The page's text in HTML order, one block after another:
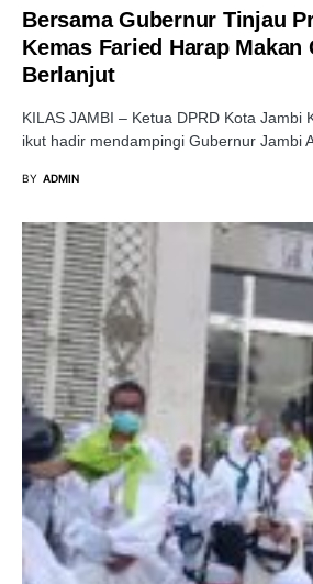
Bersama Gubernur Tinjau
Kemas Faried Harap Makan
Berlanjut
KILAS JAMBI – Ketua DPRD Kota Jambi
ikut hadir mendampingi Gubernur Jambi
BY ADMIN